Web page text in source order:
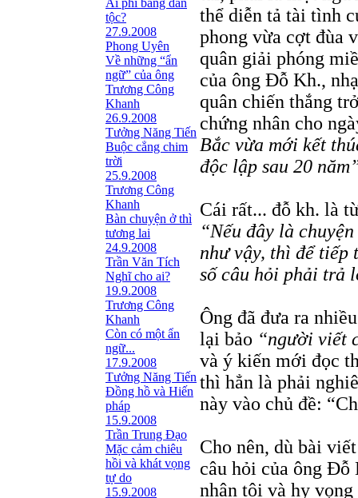
Ai phỉ báng dân
tộc?
27.9.2008
Phong Uyên
Về những “ẩn
ngữ” của ông
Trương Công
Khanh
26.9.2008
Tưởng Năng Tiến
Buộc cẳng chim
trời
25.9.2008
Trương Công
Khanh
Bàn chuyện ở thì
tương lai
24.9.2008
Trần Văn Tích
Nghĩ cho ai?
19.9.2008
Trương Công
Khanh
Còn có một ẩn
ngữ...
17.9.2008
Tưởng Năng Tiến
Đồng hồ và Hiến
pháp
15.9.2008
Trần Trung Đạo
Mặc cảm chiêu
hồi và khát vọng
tự do
15.9.2008
thể diễn tả tài tình
phong vừa cợt đùa
quân giải phóng
của ông Đỗ Kh.,
quân chiến thắng
chứng nhân cho
Bắc vừa mới kết
độc lập sau 20
Cái rất... đỗ kh. là
“Nếu đây là
như vậy, thì để tiếp
số câu hỏi phải trả
Ông đã đưa ra
lại bảo “người viết
và ý kiến mới đọc
thì hẳn là phải
này vào chủ đề:
Cho nên, dù bài
câu hỏi của ông Đỗ
nhân tôi và hy